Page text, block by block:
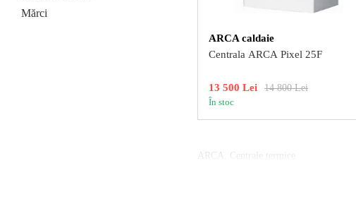
ARCA..Centrale termice
ARCA caldaie
Centrala ARCA Pixel 25F
14 800 Lei
13 500 Lei
În stoc
Mărci